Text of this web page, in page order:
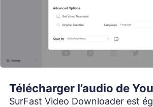
Télécharger l’audio de
SurFast Video Downloader est